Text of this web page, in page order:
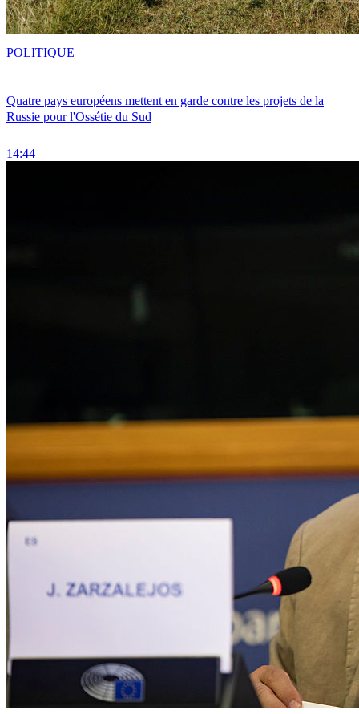
Quatre pays européens mettent en garde contre les projets de la
Russie pour l'Ossétie du Sud
14:44
POLITIQUE